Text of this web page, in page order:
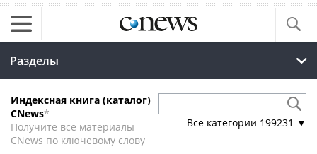
Разделы
Индексная книга (каталог)
CNews*
Получите все материалы
CNews по ключевому слову
Все категории 199231 ▼